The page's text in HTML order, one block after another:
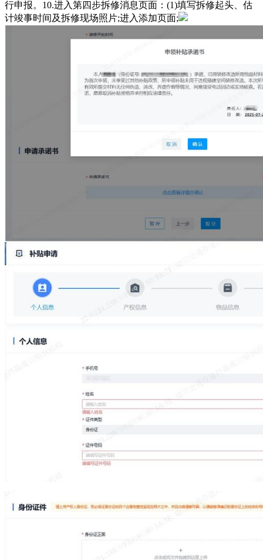
行申报。10.进入第四步拆修消息页面：(1)填写拆修起头、估
计竣事时间及拆修现场照片;进入添加页面;